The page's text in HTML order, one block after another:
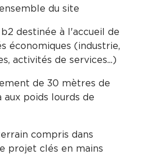
du site
destinée à l'accueil de
économiques (industrie,
activités de services...)
de 30 mètres de
poids lourds de
compris dans
projet clés en mains